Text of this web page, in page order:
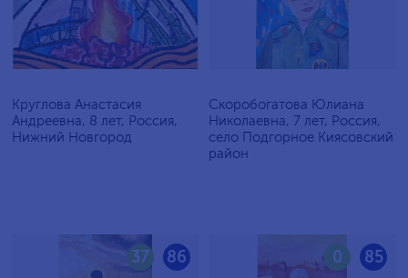
Круглова Анастасия
Андреевна, 8 лет, Россия,
Нижний Новгород
Скоробогатова Юлиана
Николаевна, 7 лет, Россия,
село Подгорное Киясовский
район
86
37 85
0